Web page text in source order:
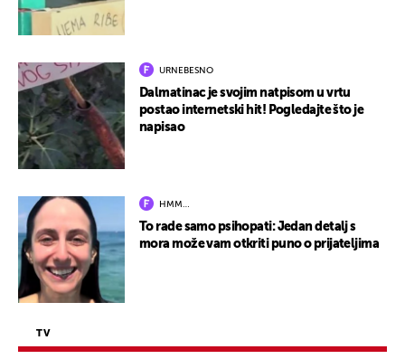
URNEBESNO
Dalmatinac je svojim natpisom u vrtu
postao internetski hit! Pogledajte što je
napisao
HMM…
To rade samo psihopati: Jedan detalj s
mora može vam otkriti puno o prijateljima
TV